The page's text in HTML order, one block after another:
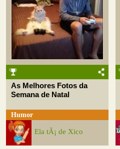
As Melhores Fotos da
Semana de Natal
Humor
Ela tÃ¡ de Xico